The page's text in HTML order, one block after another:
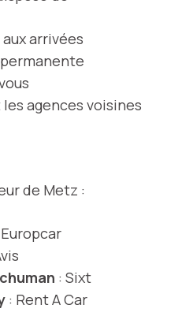
arrivées
agences voisines
de Metz :
: Sixt
: Rent A Car